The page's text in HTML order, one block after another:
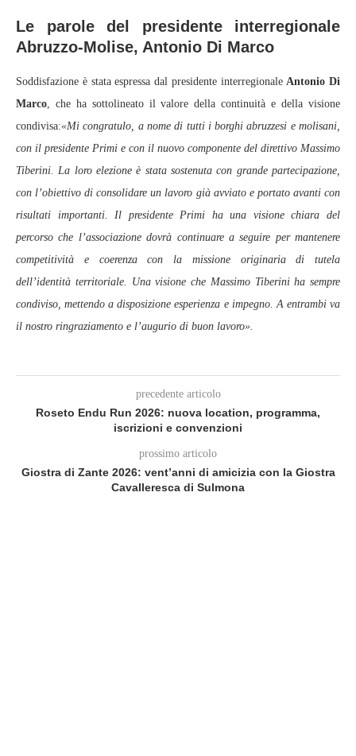
Le parole del presidente interregionale
Abruzzo-Molise, Antonio Di Marco
Soddisfazione è stata espressa dal presidente interregionale Antonio Di
Marco , che ha sottolineato il valore della continuità e della visione
condivisa:«Mi congratulo, a nome di tutti i borghi abruzzesi e molisani,
con il presidente Primi e con il nuovo componente del direttivo Massimo
Tiberini. La loro elezione è stata sostenuta con grande partecipazione,
con l’obiettivo di consolidare un lavoro già avviato e portato avanti con
risultati importanti. Il presidente Primi ha una visione chiara del
percorso che l’associazione dovrà continuare a seguire per mantenere
competitività e coerenza con la missione originaria di tutela
dell’identità territoriale. Una visione che Massimo Tiberini ha sempre
condiviso, mettendo a disposizione esperienza e impegno. A entrambi va
il nostro ringraziamento e l’augurio di buon lavoro».
precedente articolo
Roseto Endu Run 2026: nuova location, programma,
iscrizioni e convenzioni
prossimo articolo
Giostra di Zante 2026: vent’anni di amicizia con la Giostra
Cavalleresca di Sulmona